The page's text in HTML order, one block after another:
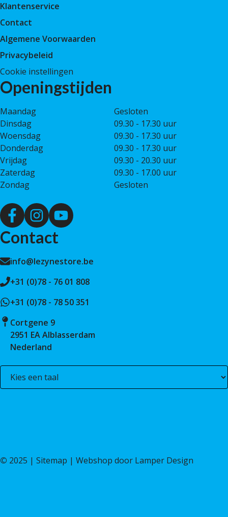
Klantenservice
Contact
Algemene Voorwaarden
Privacybeleid
Cookie instellingen
Openingstijden
Maandag
Gesloten
Dinsdag
09.30 - 17.30 uur
Woensdag
09.30 - 17.30 uur
Donderdag
09.30 - 17.30 uur
Vrijdag
09.30 - 20.30 uur
Zaterdag
09.30 - 17.00 uur
Zondag
Gesloten
Contact
info@lezynestore.be
+31 (0)78 - 76 01 808
+31 (0)78 - 78 50 351
Cortgene 9
2951 EA Alblasserdam
Nederland
© 2025 | Sitemap | Webshop door Lamper Design